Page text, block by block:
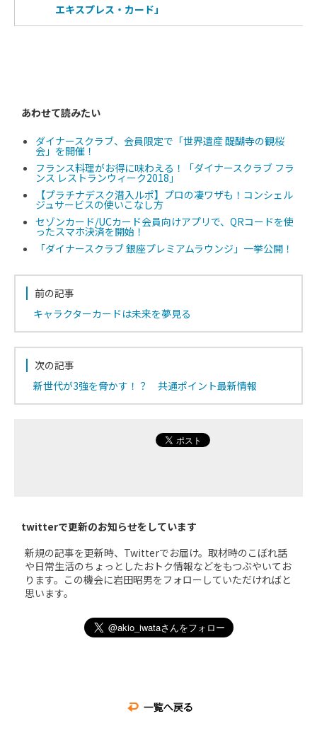
エキスプレス・カード」
あわせて読みたい
ダイナースクラブ、会員限定で「世界遺産 醍醐寺の観桜
会」を開催！
フランス料理がお得に味わえる！「ダイナースクラブ フラ
ンス レストランウィーク2018」
【プラチナデスク潜入ルポ】プロの凄ワザも！コンシェル
ジュサービスの使いこなし方
セゾンカード/UCカード会員向けアプリで、QRコードを使
ったスマホ決済を開始！
「ダイナースクラブ 銀座プレミアムラウンジ」一挙公開！
前の記事
キャラクターカードは未来を夢見る
次の記事
新世代が3強を脅かす！？ 共通ポイント最新情報
twitterで更新のお知らせをしています
新規の記事を更新時、Twitterでお届け。取材時のこぼれ話
や日常生活のちょっとしたおトク情報などをもつぶやいてお
ります。この機会に岩田昭男をフォローしていただければと
思います。